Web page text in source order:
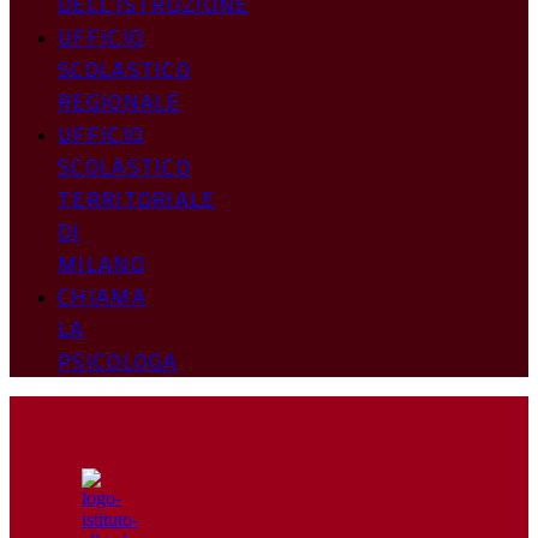
UFFICIO
SCOLASTICO
REGIONALE
UFFICIO
SCOLASTICO
TERRITORIALE
DI
MILANO
CHIAMA
LA
PSICOLOGA